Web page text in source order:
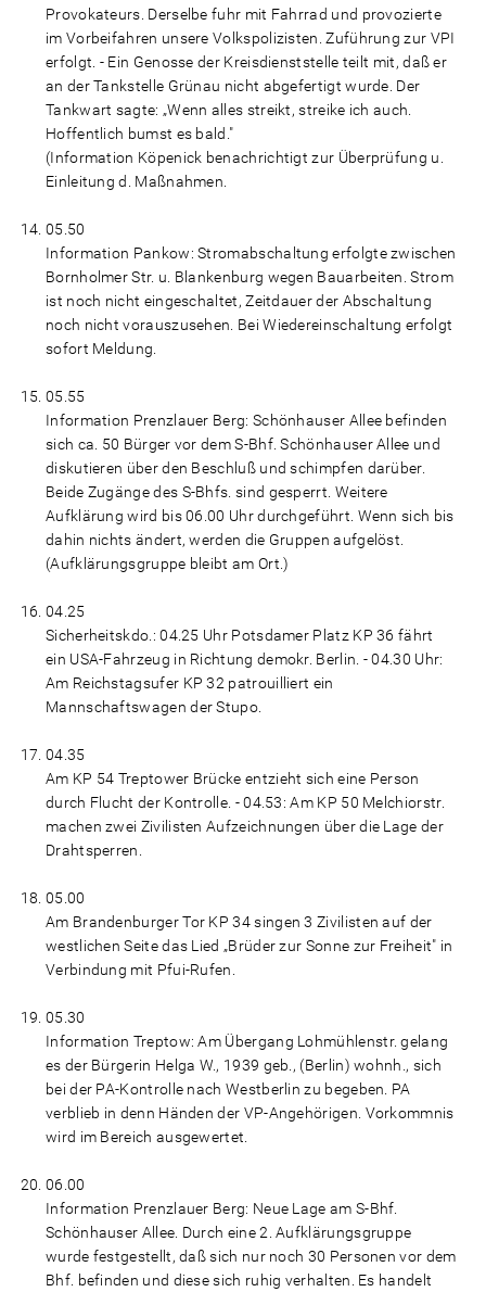
Provokateurs. Derselbe fuhr mit Fahrrad und provozierte
im Vorbeifahren unsere Volkspolizisten. Zuführung zur VPI
erfolgt. - Ein Genosse der Kreisdienststelle teilt mit, daß er
an der Tankstelle Grünau nicht abgefertigt wurde. Der
Tankwart sagte: „Wenn alles streikt, streike ich auch.
Hoffentlich bumst es bald."
(Information Köpenick benachrichtigt zur Überprüfung u.
Einleitung d. Maßnahmen.
05.50
Information Pankow: Stromabschaltung erfolgte zwischen
Bornholmer Str. u. Blankenburg wegen Bauarbeiten. Strom
ist noch nicht eingeschaltet, Zeitdauer der Abschaltung
noch nicht vorauszusehen. Bei Wiedereinschaltung erfolgt
sofort Meldung.
05.55
Information Prenzlauer Berg: Schönhauser Allee befinden
sich ca. 50 Bürger vor dem S-Bhf. Schönhauser Allee und
diskutieren über den Beschluß und schimpfen darüber.
Beide Zugänge des S-Bhfs. sind gesperrt. Weitere
Aufklärung wird bis 06.00 Uhr durchgeführt. Wenn sich bis
dahin nichts ändert, werden die Gruppen aufgelöst.
(Aufklärungsgruppe bleibt am Ort.)
04.25
Sicherheitskdo.: 04.25 Uhr Potsdamer Platz KP 36 fährt
ein USA-Fahrzeug in Richtung demokr. Berlin. - 04.30 Uhr:
Am Reichstagsufer KP 32 patrouilliert ein
Mannschaftswagen der Stupo.
04.35
Am KP 54 Treptower Brücke entzieht sich eine Person
durch Flucht der Kontrolle. - 04.53: Am KP 50 Melchiorstr.
machen zwei Zivilisten Aufzeichnungen über die Lage der
Drahtsperren.
05.00
Am Brandenburger Tor KP 34 singen 3 Zivilisten auf der
westlichen Seite das Lied „Brüder zur Sonne zur Freiheit" in
Verbindung mit Pfui-Rufen.
05.30
Information Treptow: Am Übergang Lohmühlenstr. gelang
es der Bürgerin Helga W., 1939 geb., (Berlin) wohnh., sich
bei der PA-Kontrolle nach Westberlin zu begeben. PA
verblieb in denn Händen der VP-Angehörigen. Vorkommnis
wird im Bereich ausgewertet.
06.00
Information Prenzlauer Berg: Neue Lage am S-Bhf.
Schönhauser Allee. Durch eine 2. Aufklärungsgruppe
wurde festgestellt, daß sich nur noch 30 Personen vor dem
Bhf. befinden und diese sich ruhig verhalten. Es handelt